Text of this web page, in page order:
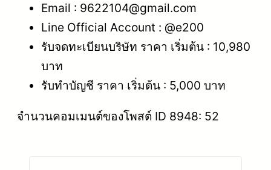
Email : 9622104@gmail.com
Line Official Account : @e200
รับจดทะเบียนบริษัท ราคา เริ่มต้น : 10,980
บาท
รับทำบัญชี ราคา เริ่มต้น : 5,000 บาท
จำนวนคอมเมนต์ของโพสต์ ID 8948: 52